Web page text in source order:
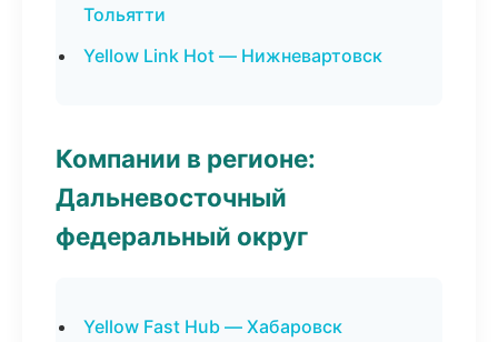
Тольятти
Yellow Link Hot — Нижневартовск
Компании в регионе:
Дальневосточный
федеральный округ
Yellow Fast Hub — Хабаровск